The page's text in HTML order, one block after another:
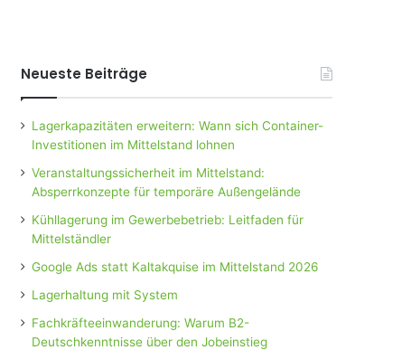
Neueste Beiträge
Lagerkapazitäten erweitern: Wann sich Container-
Investitionen im Mittelstand lohnen
Veranstaltungssicherheit im Mittelstand:
Absperrkonzepte für temporäre Außengelände
Kühllagerung im Gewerbebetrieb: Leitfaden für
Mittelständler
Google Ads statt Kaltakquise im Mittelstand 2026
Lagerhaltung mit System
Fachkräfteeinwanderung: Warum B2-
Deutschkenntnisse über den Jobeinstieg